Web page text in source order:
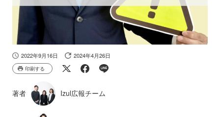
2022年9月16日 2024年4月26日
印刷する
著者 Izul広報チーム